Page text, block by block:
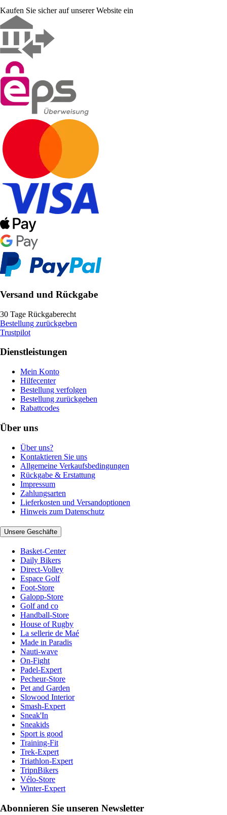
Kaufen Sie sicher auf unserer Website ein
Versand und Rückgabe
30 Tage Rückgaberecht
Bestellung zurückgeben
Trustpilot
Dienstleistungen
Mein Konto
Hilfecenter
Bestellung verfolgen
Bestellung zurückgeben
Rabattcodes
Über uns
Über uns?
Kontaktieren Sie uns
Allgemeine Verkaufsbedingungen
Rückgabe & Erstattung
Impressum
Zahlungsarten
Lieferkosten und Versandoptionen
Hinweis zum Datenschutz
Unsere Geschäfte
Basket-Center
Daily Bikers
Direct-Volley
Espace Golf
Foot-Store
Galopp-Store
Golf and co
Handball-Store
House of Rugby
La sellerie de Maé
Made in Paradis
Nauti-wave
On-Fight
Padel-Expert
Pecheur-Store
Pet and Garden
Slowood Interior
Smash-Expert
Sneak'In
Sneakids
Sport is good
Training-Fit
Trek-Expert
Triathlon-Expert
TripnBikers
Vélo-Store
Winter-Expert
Abonnieren Sie unseren Newsletter